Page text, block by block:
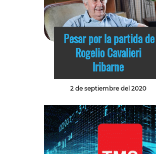
Pesar por la partida de
Rogelio Cavalieri
Iribarne
2 de septiembre del 2020